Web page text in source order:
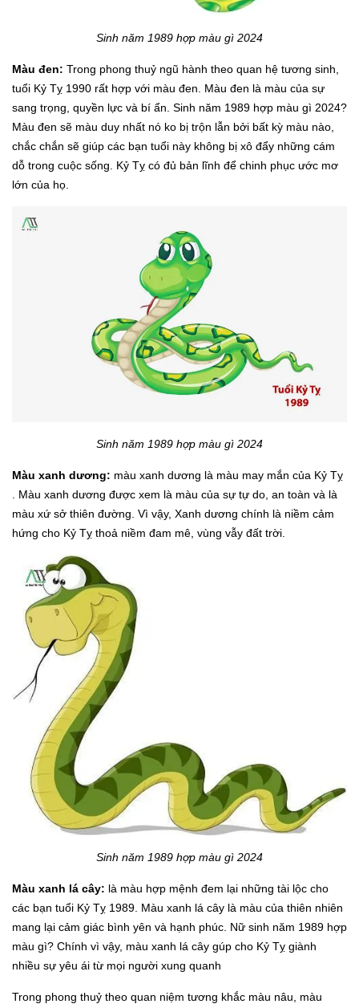
Sinh năm 1989 hợp màu gì 2024
Màu đen: Trong phong thuỷ ngũ hành theo quan hệ tương sinh,
tuổi Kỷ Tỵ 1990 rất hợp với màu đen. Màu đen là màu của sự
sang trọng, quyền lực và bí ẩn. Sinh năm 1989 hợp màu gì 2024?
Màu đen sẽ màu duy nhất nó ko bị trộn lẫn bởi bất kỳ màu nào,
chắc chắn sẽ giúp các bạn tuổi này không bị xô đẩy những cám
dỗ trong cuộc sống. Kỷ Tỵ có đủ bản lĩnh để chinh phục ước mơ
lớn của họ.
Sinh năm 1989 hợp màu gì 2024
Màu xanh dương: màu xanh dương là màu may mắn của Kỷ Tỵ
. Màu xanh dương được xem là màu của sự tự do, an toàn và là
màu xứ sở thiên đường. Vì vậy, Xanh dương chính là niềm cảm
hứng cho Kỷ Tỵ thoả niềm đam mê, vùng vẫy đất trời.
Sinh năm 1989 hợp màu gì 2024
Màu xanh lá cây: là màu hợp mệnh đem lại những tài lộc cho
các bạn tuổi Kỷ Tỵ 1989. Màu xanh lá cây là màu của thiên nhiên
mang lại cảm giác bình yên và hạnh phúc. Nữ sinh năm 1989 hợp
màu gì? Chính vì vậy, màu xanh lá cây gúp cho Kỷ Tỵ giành
nhiều sự yêu ái từ mọi người xung quanh
Trong phong thuỷ theo quan niệm tương khắc màu nâu, màu